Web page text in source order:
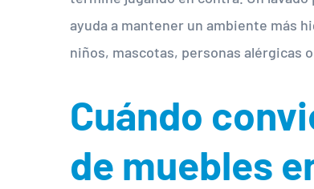
ayuda a mantener un ambiente más
niños, mascotas, personas alérgicas
Cuándo
de muebles